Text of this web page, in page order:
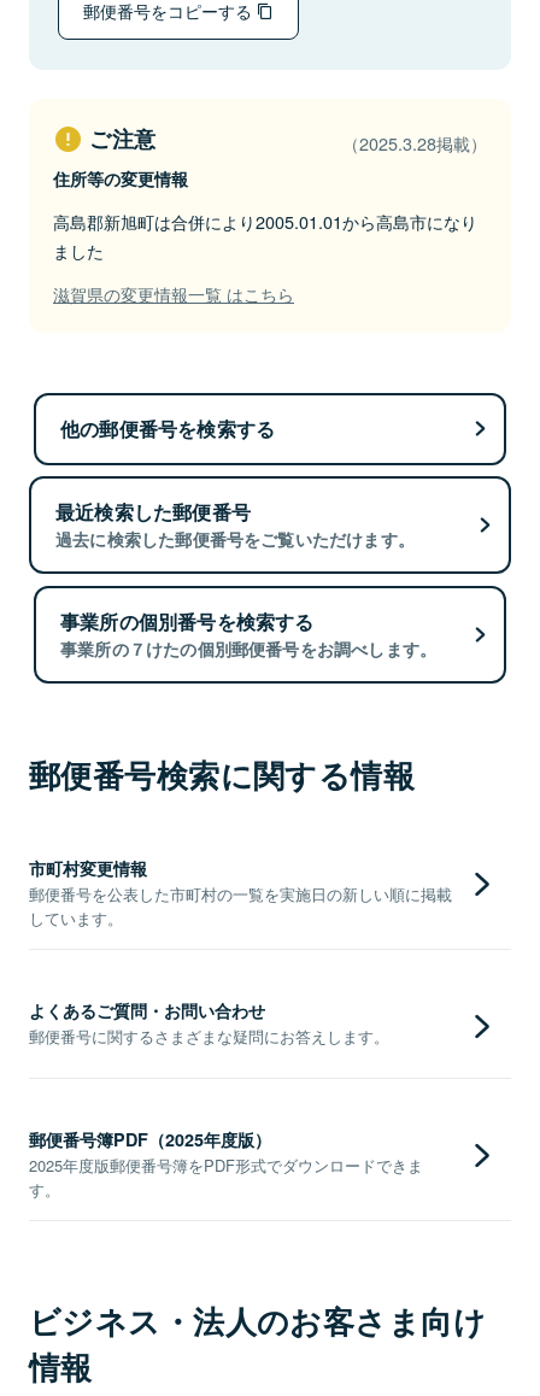
郵便番号をコピーする
ご注意 （2025.3.28掲載）
住所等の変更情報
高島郡新旭町は合併により2005.01.01から高島市になり
ました
滋賀県の変更情報一覧 はこちら
他の郵便番号を検索する
最近検索した郵便番号
過去に検索した郵便番号をご覧いただけます。
事業所の個別番号を検索する
事業所の７けたの個別郵便番号をお調べします。
郵便番号検索に関する情報
市町村変更情報
郵便番号を公表した市町村の一覧を実施日の新しい順に掲載
しています。
よくあるご質問・お問い合わせ
郵便番号に関するさまざまな疑問にお答えします。
郵便番号簿PDF（2025年度版）
2025年度版郵便番号簿をPDF形式でダウンロードできま
す。
ビジネス・法人のお客さま向け
情報